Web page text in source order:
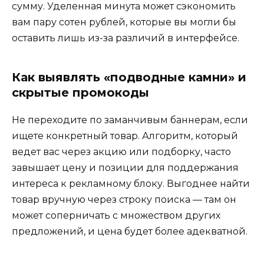
сумму. Уделенная минута может сэкономить
вам пару сотен рублей, которые вы могли бы
оставить лишь из-за различий в интерфейсе.
Как выявлять «подводные камни» и
скрытые промокоды
Не переходите по заманчивым баннерам, если
ищете конкретный товар. Алгоритм, который
ведет вас через акцию или подборку, часто
завышает цену и позиции для поддержания
интереса к рекламному блоку. Выгоднее найти
товар вручную через строку поиска — там он
может соперничать с множеством других
предложений, и цена будет более адекватной.